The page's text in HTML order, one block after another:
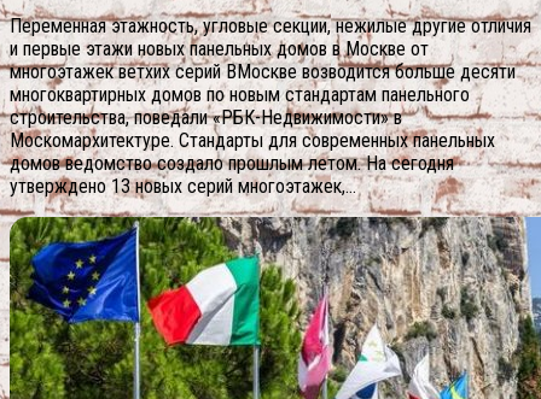
Переменная этажность, угловые секции, нежилые другие отличия
и первые этажи новых панельных домов в Москве от
многоэтажек ветхих серий ВМоскве возводится больше десяти
многоквартирных домов по новым стандартам панельного
строительства, поведали «РБК-Недвижимости» в
Москомархитектуре. Стандарты для современных панельных
домов ведомство создало прошлым летом. На сегодня
утверждено 13 новых серий многоэтажек,...